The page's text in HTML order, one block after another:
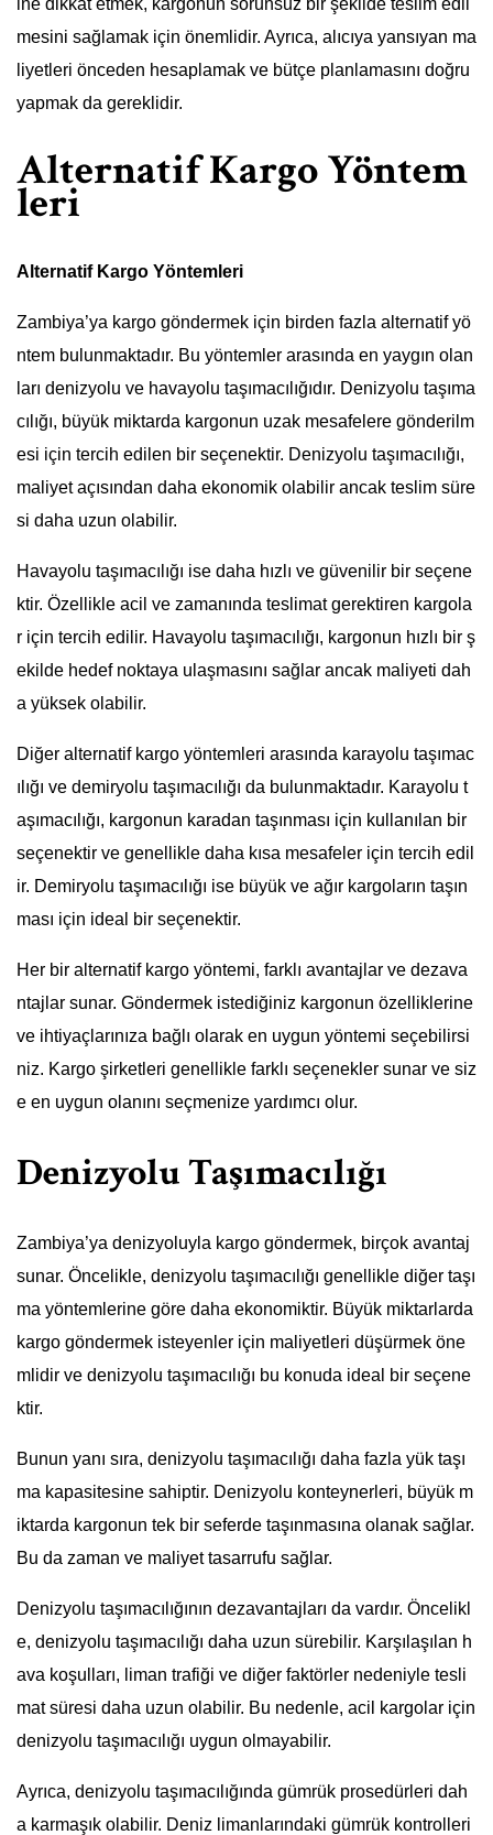
mesini sağlamak için önemlidir. Ayrıca, alıcıya yansıyan ma
liyetleri önceden hesaplamak ve bütçe planlamasını doğru
yapmak da gereklidir.
Alternatif Kargo Yöntem
leri
Alternatif Kargo Yöntemleri
Zambiya’ya kargo göndermek için birden fazla alternatif yö
ntem bulunmaktadır. Bu yöntemler arasında en yaygın olan
ları denizyolu ve havayolu taşımacılığıdır. Denizyolu taşıma
cılığı, büyük miktarda kargonun uzak mesafelere gönderilm
esi için tercih edilen bir seçenektir. Denizyolu taşımacılığı,
maliyet açısından daha ekonomik olabilir ancak teslim süre
si daha uzun olabilir.
Havayolu taşımacılığı ise daha hızlı ve güvenilir bir seçene
ktir. Özellikle acil ve zamanında teslimat gerektiren kargola
r için tercih edilir. Havayolu taşımacılığı, kargonun hızlı bir ş
ekilde hedef noktaya ulaşmasını sağlar ancak maliyeti dah
a yüksek olabilir.
Diğer alternatif kargo yöntemleri arasında karayolu taşımac
ılığı ve demiryolu taşımacılığı da bulunmaktadır. Karayolu t
aşımacılığı, kargonun karadan taşınması için kullanılan bir
seçenektir ve genellikle daha kısa mesafeler için tercih edil
ir. Demiryolu taşımacılığı ise büyük ve ağır kargoların taşın
ması için ideal bir seçenektir.
Her bir alternatif kargo yöntemi, farklı avantajlar ve dezava
ntajlar sunar. Göndermek istediğiniz kargonun özelliklerine
ve ihtiyaçlarınıza bağlı olarak en uygun yöntemi seçebilirsi
niz. Kargo şirketleri genellikle farklı seçenekler sunar ve siz
e en uygun olanını seçmenize yardımcı olur.
Denizyolu Taşımacılığı
Zambiya’ya denizyoluyla kargo göndermek, birçok avantaj
sunar. Öncelikle, denizyolu taşımacılığı genellikle diğer taşı
ma yöntemlerine göre daha ekonomiktir. Büyük miktarlarda
kargo göndermek isteyenler için maliyetleri düşürmek öne
mlidir ve denizyolu taşımacılığı bu konuda ideal bir seçene
ktir.
Bunun yanı sıra, denizyolu taşımacılığı daha fazla yük taşı
ma kapasitesine sahiptir. Denizyolu konteynerleri, büyük m
iktarda kargonun tek bir seferde taşınmasına olanak sağlar.
Bu da zaman ve maliyet tasarrufu sağlar.
Denizyolu taşımacılığının dezavantajları da vardır. Öncelikl
e, denizyolu taşımacılığı daha uzun sürebilir. Karşılaşılan h
ava koşulları, liman trafiği ve diğer faktörler nedeniyle tesli
mat süresi daha uzun olabilir. Bu nedenle, acil kargolar için
denizyolu taşımacılığı uygun olmayabilir.
Ayrıca, denizyolu taşımacılığında gümrük prosedürleri dah
a karmaşık olabilir. Deniz limanlarındaki gümrük kontrolleri